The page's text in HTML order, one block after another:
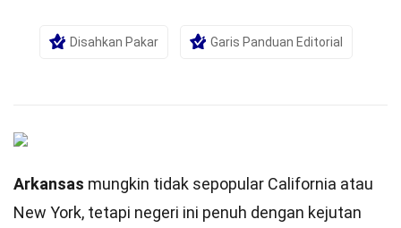
Disahkan Pakar Garis Panduan Editorial
Arkansas mungkin tidak sepopular California atau
New York, tetapi negeri ini penuh dengan kejutan